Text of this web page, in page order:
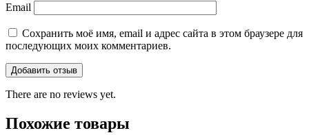
Email
Сохранить моё имя, email и адрес сайта в этом браузере для
последующих моих комментариев.
There are no reviews yet.
Похожие товары